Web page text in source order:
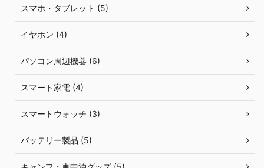
スマホ・タブレット (5)
イヤホン (4)
パソコン周辺機器 (6)
スマート家電 (4)
スマートウォッチ (3)
バッテリー製品 (5)